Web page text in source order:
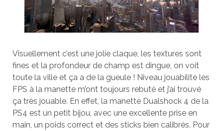
Visuellement c’est une jolie claque, les textures sont
fines et la profondeur de champ est dingue, on voit
toute la ville et ça a de la gueule ! Niveau jouabilité les
FPS à la manette m’ont toujours rebuté et j’ai trouvé
ça très jouable. En effet, la manette Dualshock 4 de la
PS4 est un petit bijou, avec une excellente prise en
main, un poids correct et des sticks bien calibrés. Pour